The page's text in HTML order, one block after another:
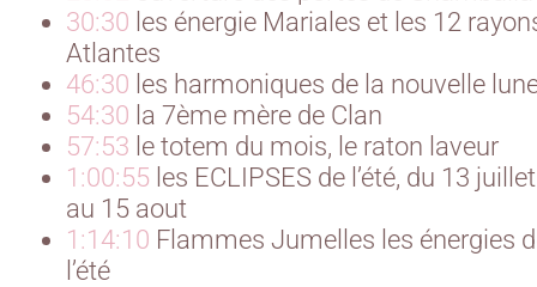
30:30 les énergie Mariales et les 12
Atlantes
46:30 les harmoniques de la nouvelle
54:30 la 7ème mère de Clan
57:53 le totem du mois, le raton laveur
1:00:55 les ECLIPSES de l’été, du 13 juillet
au 15 aout
1:14:10 Flammes Jumelles les énergies
l’été